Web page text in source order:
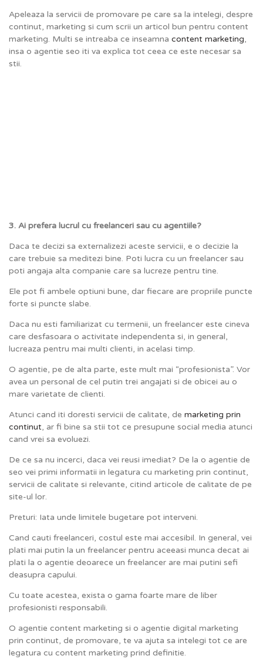
Apeleaza la servicii de promovare pe care sa la intelegi, despre
continut, marketing si cum scrii un articol bun pentru content
marketing. Multi se intreaba ce inseamna content marketing,
insa o agentie seo iti va explica tot ceea ce este necesar sa
stii.
3. Ai prefera lucrul cu freelanceri sau cu agentiile?
Daca te decizi sa externalizezi aceste servicii, e o decizie la
care trebuie sa meditezi bine. Poti lucra cu un freelancer sau
poti angaja alta companie care sa lucreze pentru tine.
Ele pot fi ambele optiuni bune, dar fiecare are propriile puncte
forte si puncte slabe.
Daca nu esti familiarizat cu termenii, un freelancer este cineva
care desfasoara o activitate independenta si, in general,
lucreaza pentru mai multi clienti, in acelasi timp.
O agentie, pe de alta parte, este mult mai “profesionista”. Vor
avea un personal de cel putin trei angajati si de obicei au o
mare varietate de clienti.
Atunci cand iti doresti servicii de calitate, de marketing prin
continut, ar fi bine sa stii tot ce presupune social media atunci
cand vrei sa evoluezi.
De ce sa nu incerci, daca vei reusi imediat? De la o agentie de
seo vei primi informatii in legatura cu marketing prin continut,
servicii de calitate si relevante, citind articole de calitate de pe
site-ul lor.
Preturi: Iata unde limitele bugetare pot interveni.
Cand cauti freelanceri, costul este mai accesibil. In general, vei
plati mai putin la un freelancer pentru aceeasi munca decat ai
plati la o agentie deoarece un freelancer are mai putini sefi
deasupra capului.
Cu toate acestea, exista o gama foarte mare de liber
profesionisti responsabili.
O agentie content marketing si o agentie digital marketing
prin continut, de promovare, te va ajuta sa intelegi tot ce are
legatura cu content marketing prind definitie.